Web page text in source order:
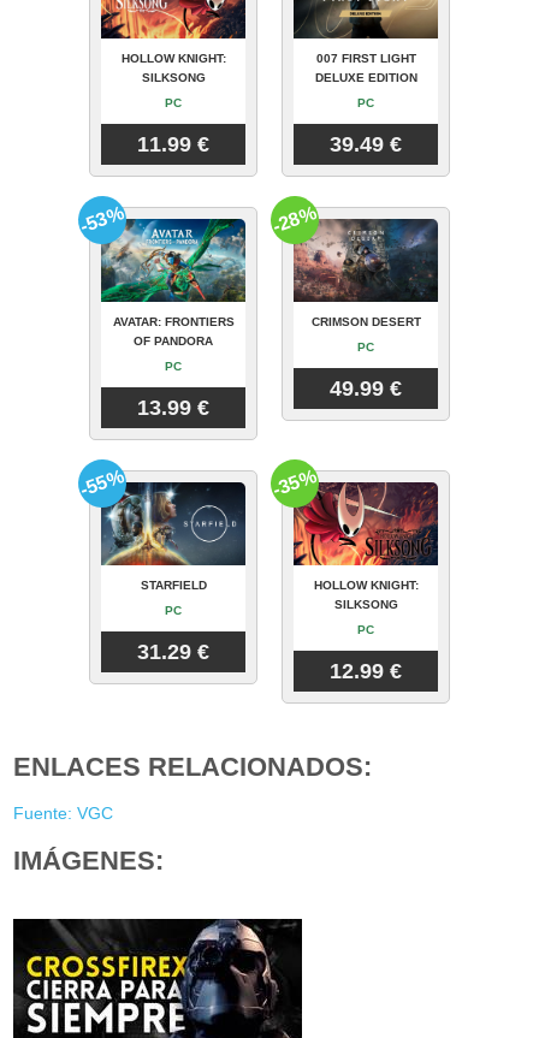
HOLLOW KNIGHT:
SILKSONG
PC
11.99 €
007 FIRST LIGHT
DELUXE EDITION
PC
39.49 €
AVATAR: FRONTIERS
OF PANDORA
PC
13.99 €
-53%
CRIMSON DESERT
PC
49.99 €
-28%
STARFIELD
PC
31.29 €
-55%
HOLLOW KNIGHT:
SILKSONG
PC
12.99 €
-35%
ENLACES RELACIONADOS:
Fuente: VGC
IMÁGENES: